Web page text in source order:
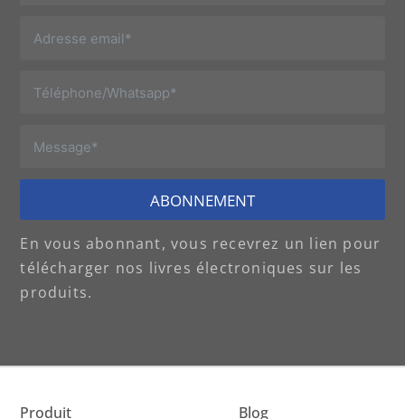
ABONNEMENT
En vous abonnant, vous recevrez un lien pour
télécharger nos livres électroniques sur les
produits.
Produit Blog